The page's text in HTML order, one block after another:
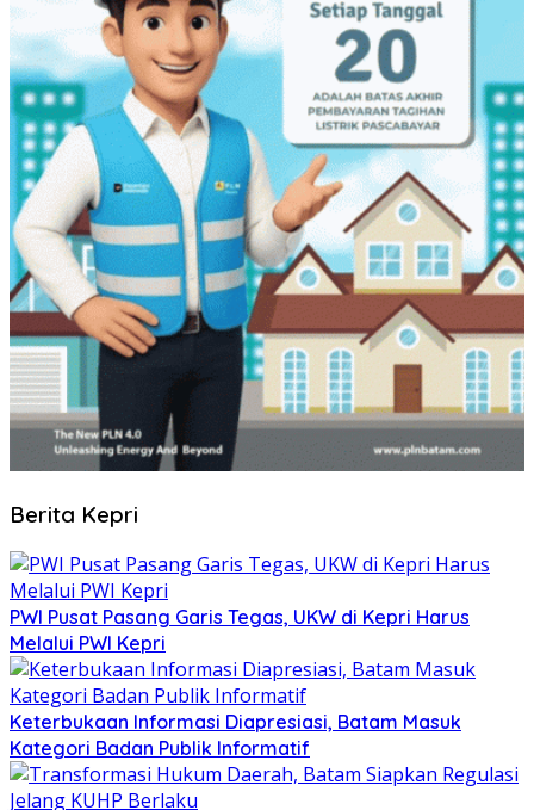
Berita Kepri
PWI Pusat Pasang Garis Tegas, UKW di Kepri Harus
Melalui PWI Kepri
Keterbukaan Informasi Diapresiasi, Batam Masuk
Kategori Badan Publik Informatif